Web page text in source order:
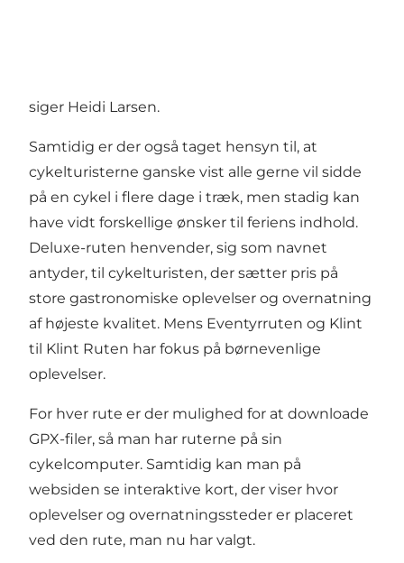
siger Heidi Larsen.
Samtidig er der også taget hensyn til, at
cykelturisterne ganske vist alle gerne vil sidde
på en cykel i flere dage i træk, men stadig kan
have vidt forskellige ønsker til feriens indhold.
Deluxe-ruten henvender, sig som navnet
antyder, til cykelturisten, der sætter pris på
store gastronomiske oplevelser og overnatning
af højeste kvalitet. Mens Eventyrruten og Klint
til Klint Ruten har fokus på børnevenlige
oplevelser.
For hver rute er der mulighed for at downloade
GPX-filer, så man har ruterne på sin
cykelcomputer. Samtidig kan man på
websiden se interaktive kort, der viser hvor
oplevelser og overnatningssteder er placeret
ved den rute, man nu har valgt.